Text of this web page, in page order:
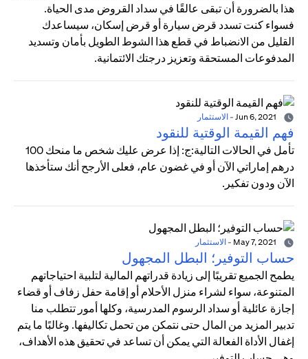
هذا بالضرورة أن تبقى عالقًا في سداد القروض مدى الحياة.
فسواء كنت تسدد قرض سيارة أو قرض إسكان، سيساعدك
القليل من الانضباط في قطع هذا الشوط الطويل بأمان وتسديد
المدفوعات المستحقة وتعزيز درجتك الائتمانية.
- الاستثمار
فهم القيمة الوقتية للنقود
تأمل في الحالات التالية:ج: إذا عرض عليك شخص ما منحك 100
درهم إماراتي الآن أو في غضون عام، فعلى الأرجح أنك ستأخذها
الآن ودون تفكير.
- الاستثمار
حساب التوفير؛ البطل المجهول
يطمح الجميع تقريبًا إلى زيادة قدراتهم المالية لتلبية احتياجاتهم
المتنوعة، سواء لشراء منزل الأحلام أو إقامة حفل زفاف أو قضاء
إجازة عائلية أو سداد الرسوم المدرسية، وكلها أمور تتطلب منا
تدبير المزيد من المال حتى نتمكن من تحمل تكاليفها. وغالبًا ما يتم
إغفال الأداة الفعالة التي يمكن أن تساعد في تحقيق هذه الأهداف،